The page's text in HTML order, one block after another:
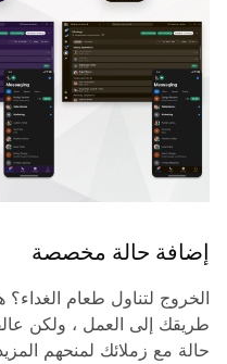
إضافة حالة مخصصة
الخروج لتناول طعام
طريقك إلى العمل ، ولكن
حالة مع زملائك لمنحهم